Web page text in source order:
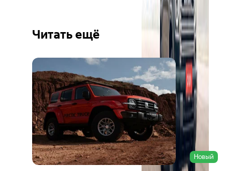
Читать ещё
Новый
Ещё 6
фото